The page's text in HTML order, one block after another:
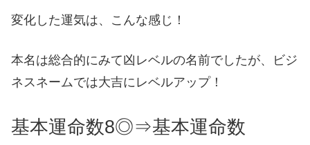
変化した運気は、こんな感じ！
本名は総合的にみて凶レベルの名前でしたが、ビジ
ネスネームでは大吉にレベルアップ！
基本運命数8◎⇒基本運命数